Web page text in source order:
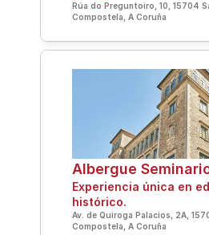
Rúa do Preguntoiro, 10, 15704
Compostela, A Coruña
Albergue
Experiencia única en
histórico.
Av. de Quiroga Palacios, 2A,
Compostela, A Coruña